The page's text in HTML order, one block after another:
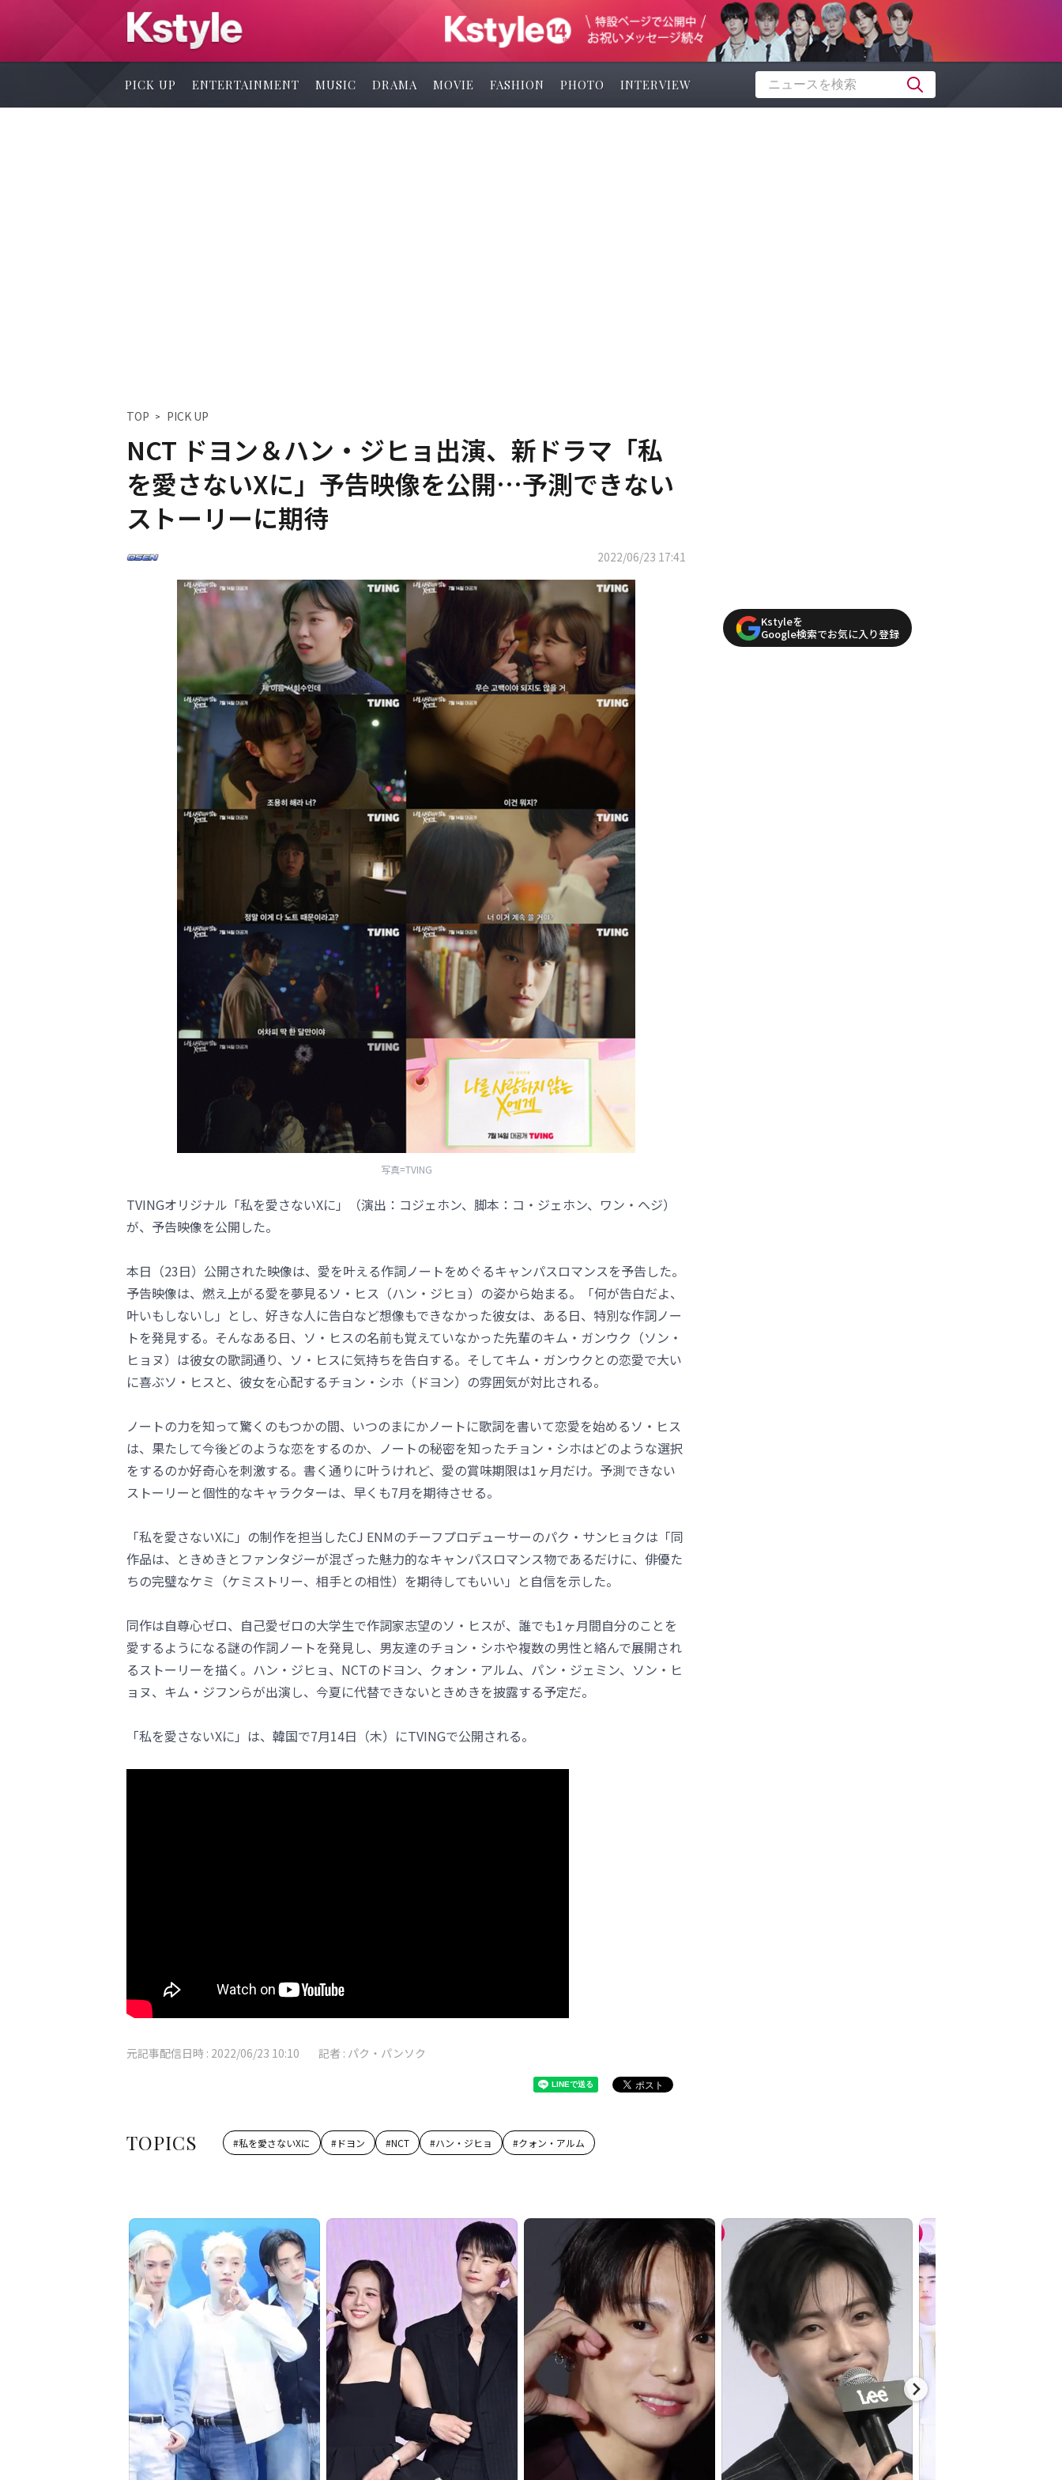
PICK UP ENTERTAINMENT MUSIC DRAMA MOVIE FASHION PHOTO INTERVIEW
TOP PICK UP
NCT ドヨン＆ハン・ジヒョ出演、新ドラマ「私
を愛さないXに」予告映像を公開…予測できない
ストーリーに期待
2022/06/23 17:41
写真=TVING
TVINGオリジナル「私を愛さないXに」（演出：コジェホン、脚本：コ・ジェホン、ワン・ヘジ）
が、予告映像を公開した。
本日（23日）公開された映像は、愛を叶える作詞ノートをめぐるキャンパスロマンスを予告した。
予告映像は、燃え上がる愛を夢見るソ・ヒス（ハン・ジヒョ）の姿から始まる。「何が告白だよ、
叶いもしないし」とし、好きな人に告白など想像もできなかった彼女は、ある日、特別な作詞ノー
トを発見する。そんなある日、ソ・ヒスの名前も覚えていなかった先輩のキム・ガンウク（ソン・
ヒョヌ）は彼女の歌詞通り、ソ・ヒスに気持ちを告白する。そしてキム・ガンウクとの恋愛で大い
に喜ぶソ・ヒスと、彼女を心配するチョン・シホ（ドヨン）の雰囲気が対比される。
ノートの力を知って驚くのもつかの間、いつのまにかノートに歌詞を書いて恋愛を始めるソ・ヒス
は、果たして今後どのような恋をするのか、ノートの秘密を知ったチョン・シホはどのような選択
をするのか好奇心を刺激する。書く通りに叶うけれど、愛の賞味期限は1ヶ月だけ。予測できない
ストーリーと個性的なキャラクターは、早くも7月を期待させる。
「私を愛さないXに」の制作を担当したCJ ENMのチーフプロデューサーのパク・サンヒョクは「同
作品は、ときめきとファンタジーが混ざった魅力的なキャンパスロマンス物であるだけに、俳優た
ちの完璧なケミ（ケミストリー、相手との相性）を期待してもいい」と自信を示した。
同作は自尊心ゼロ、自己愛ゼロの大学生で作詞家志望のソ・ヒスが、誰でも1ヶ月間自分のことを
愛するようになる謎の作詞ノートを発見し、男友達のチョン・シホや複数の男性と絡んで展開され
るストーリーを描く。ハン・ジヒョ、NCTのドヨン、クォン・アルム、パン・ジェミン、ソン・ヒ
ョヌ、キム・ジフンらが出演し、今夏に代替できないときめきを披露する予定だ。
「私を愛さないXに」は、韓国で7月14日（木）にTVINGで公開される。
元記事配信日時 : 2022/06/23 10:10 記者 : パク・パンソク
TOPICS #私を愛さないXに #ドヨン #NCT #ハン・ジヒョ #クォン・アルム
Kstyleを
Google検索でお気に入り登録